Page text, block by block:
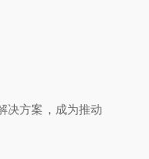
决方案，成为推动